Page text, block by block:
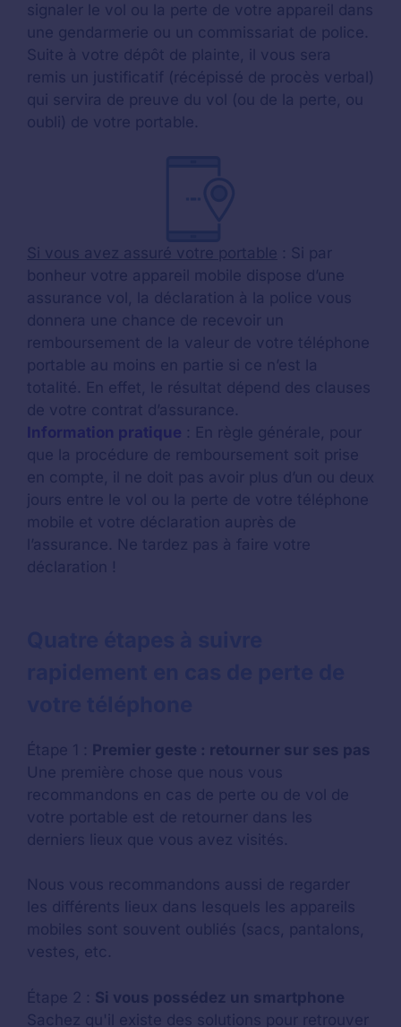
signaler le vol ou la perte de votre appareil dans
une gendarmerie ou un commissariat de police.
Suite à votre dépôt de plainte, il vous sera
remis un justificatif (récépissé de procès verbal)
qui servira de preuve du vol (ou de la perte, ou
oubli) de votre portable.
Si vous avez assuré votre portable : Si par
bonheur votre appareil mobile dispose d’une
assurance vol, la déclaration à la police vous
donnera une chance de recevoir un
remboursement de la valeur de votre téléphone
portable au moins en partie si ce n’est la
totalité. En effet, le résultat dépend des clauses
de votre contrat d’assurance.
Information pratique : En règle générale, pour
que la procédure de remboursement soit prise
en compte, il ne doit pas avoir plus d’un ou deux
jours entre le vol ou la perte de votre téléphone
mobile et votre déclaration auprès de
l’assurance. Ne tardez pas à faire votre
déclaration !
Étape 1 : Premier geste : retourner sur ses pas
Une première chose que nous vous
recommandons en cas de perte ou de vol de
votre portable est de retourner dans les
derniers lieux que vous avez visités.
Nous vous recommandons aussi de regarder
les différents lieux dans lesquels les appareils
mobiles sont souvent oubliés (sacs, pantalons,
vestes, etc.
Étape 2 : Si vous possédez un smartphone
Sachez qu'il existe des solutions pour retrouver